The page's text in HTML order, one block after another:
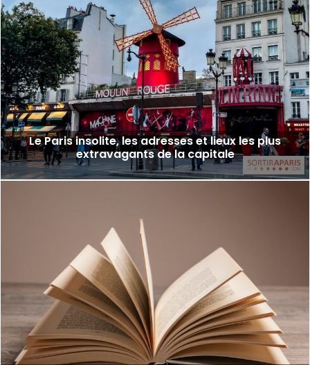
Le Paris insolite, les adresses et lieux les plus
extravagants de la capitale